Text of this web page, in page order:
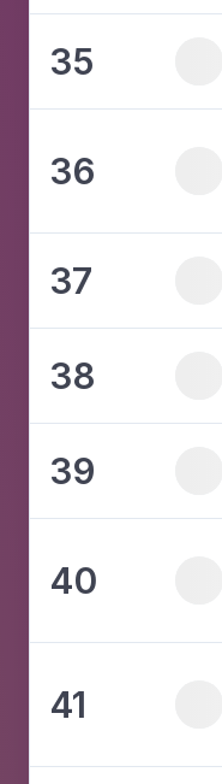
35
36
37
38
39
40
41